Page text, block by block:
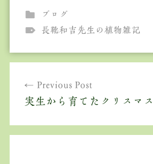
ブログ
長靴和吉先生の植物雑記
ビ
Previous Post
実生から育てたクリスマ